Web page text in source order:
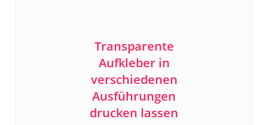
Transparente
Aufkleber in
verschiedenen
Ausführungen
drucken lassen